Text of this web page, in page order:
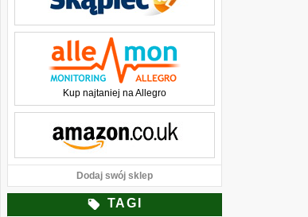
Kup najtaniej na Allegro
Dodaj swój sklep
TAGI